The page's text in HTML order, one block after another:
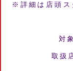
※詳細は店頭ス
対
取扱